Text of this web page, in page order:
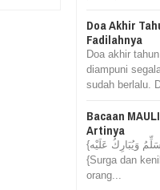
Doa Akhir
Fadilahnya
Doa akhir
diampuni
sudah berlalu.
Bacaan
Artinya
{اَلْجَنَّةُ وَنَعِيمُهَا سَعْدٌ لِمَنْ يُصَلِّي وَيُسَلِّمُ وَيُبَارِكُ عَلَيْه}
{Surga dan
orang...